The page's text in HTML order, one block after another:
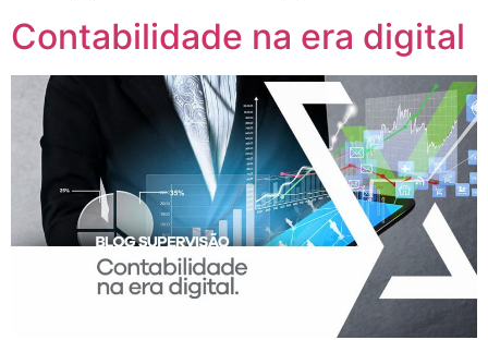
Contabilidade na era digital